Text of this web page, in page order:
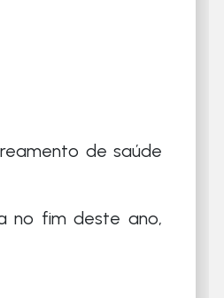
de saúde
no fim deste ano,